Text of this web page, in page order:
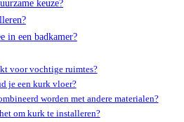
keuze?
in een badkamer?
voor vochtige ruimtes?
je een kurk vloer?
worden met andere materialen?
om kurk te installeren?